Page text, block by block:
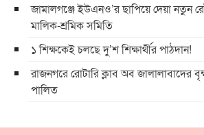
জামালগঞ্জে ইউএনও’র ছাপিয়ে দেয়া নতুন
মালিক-শ্রমিক সমিতি
১ শিক্ষকেই চলছে দু’শ শিক্ষার্থীর পাঠদান!
রাজনগরে রোটারি ক্লাব অব জালালাবাদের
পালিত